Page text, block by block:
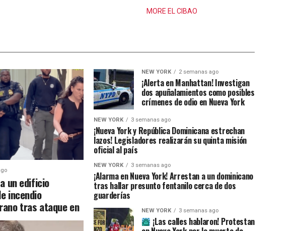
MORE EL CIBAO
un edificio
incendio
tras ataque en
NEW YORK 2 semanas ago
¡Alerta en Manhattan! Investigan
dos apuñalamientos como posibles
crímenes de odio en Nueva York
NEW YORK 3 semanas ago
¡Nueva York y República Dominicana estrechan
lazos! Legisladores realizarán su quinta misión
oficial al país
NEW YORK 3 semanas ago
¡Alarma en Nueva York! Arrestan a un dominicano
tras hallar presunto fentanilo cerca de dos
guarderías
NEW YORK 3 semanas ago
¡Las calles hablaron! Protestan